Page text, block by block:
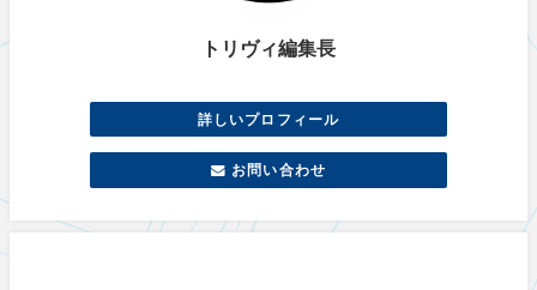
トリヴィ編集長
詳しいプロフィール
お問い合わせ